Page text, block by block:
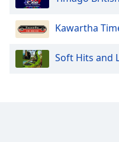
Font
Family
Reset
Kawartha
Soft Hits and